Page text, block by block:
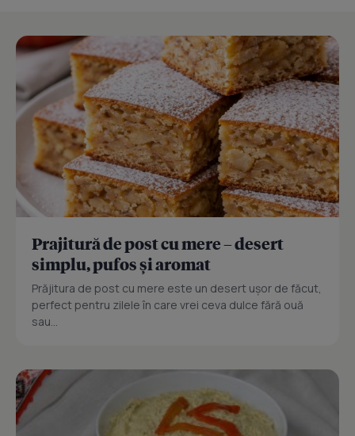
Prajitură de post cu mere – desert
simplu, pufos și aromat
Prăjitura de post cu mere este un desert ușor de făcut,
perfect pentru zilele în care vrei ceva dulce fără ouă
sau...